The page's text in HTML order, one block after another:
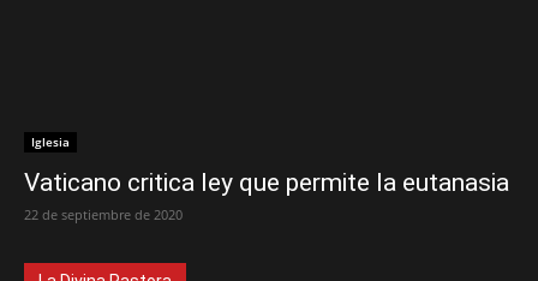
Iglesia
Vaticano critica ley que permite la eutanasia
22 de septiembre de 2020